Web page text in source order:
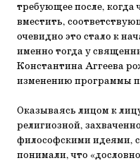
требующее после, когда
вместить,
очевидно это стало к
именно тогда у
Константина Аггеева
изменению программы
Оказываясь лицом к
религиозной,
философскими идеями,
понимали, что